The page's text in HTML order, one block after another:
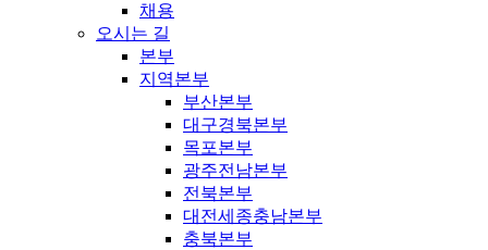
채용
오시는 길
본부
지역본부
부산본부
대구경북본부
목포본부
광주전남본부
전북본부
대전세종충남본부
충북본부